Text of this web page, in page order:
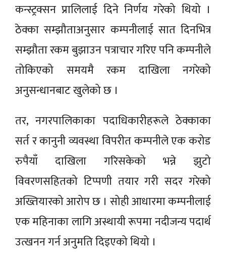
कन्स्ट्रक्सन प्रालिलाई दिने निर्णय गरेको थियो ।
ठेक्का सम्झौताअनुसार कम्पनीलाई सात दिनभित्र
सम्झौता रकम बुझाउन पत्राचार गरिए पनि कम्पनीले
तोकिएको समयमै रकम दाखिला नगरेको
अनुसन्धानबाट खुलेको छ ।
तर, नगरपालिकाका पदाधिकारीहरूले ठेक्काका
सर्त र कानुनी व्यवस्था विपरीत कम्पनीले एक करोड
रुपैयाँ दाखिला गरिसकेको भन्ने झुटो
विवरणसहितको टिप्पणी तयार गरी सदर गरेको
अख्तियारको आरोप छ । सोही आधारमा कम्पनीलाई
एक महिनाका लागि अस्थायी रूपमा नदीजन्य पदार्थ
उत्खनन गर्न अनुमति दिइएको थियो ।